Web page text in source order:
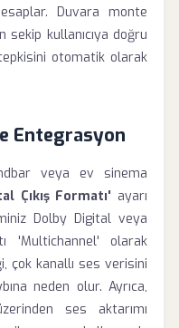
Duvara monte
kullanıcıya doğru
otomatik olarak
Entegrasyon
veya ev sinema
Çıkış Formatı' ayarı
Dolby Digital veya
'Multichannel' olarak
çok kanallı ses verisini
neden olur. Ayrıca,
ses aktarımı